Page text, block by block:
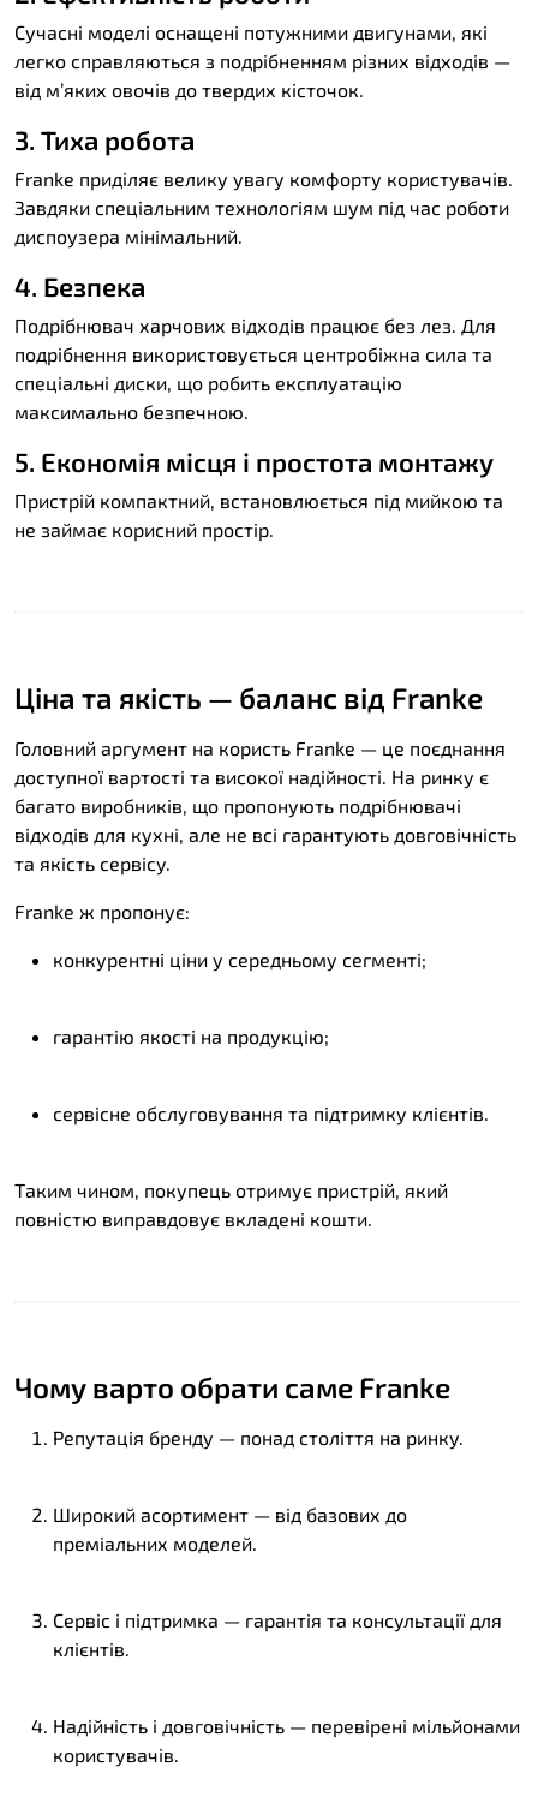
Сучасні моделі оснащені потужними двигунами, які
легко справляються з подрібненням різних відходів —
від м’яких овочів до твердих кісточок.
3. Тиха робота
Franke приділяє велику увагу комфорту користувачів.
Завдяки спеціальним технологіям шум під час роботи
диспоузера мінімальний.
4. Безпека
Подрібнювач харчових відходів працює без лез. Для
подрібнення використовується центробіжна сила та
спеціальні диски, що робить експлуатацію
максимально безпечною.
5. Економія місця і простота монтажу
Пристрій компактний, встановлюється під мийкою та
не займає корисний простір.
Ціна та якість — баланс від Franke
Головний аргумент на користь Franke — це поєднання
доступної вартості та високої надійності. На ринку є
багато виробників, що пропонують подрібнювачі
відходів для кухні, але не всі гарантують довговічність
та якість сервісу.
Franke ж пропонує:
конкурентні ціни у середньому сегменті;
гарантію якості на продукцію;
сервісне обслуговування та підтримку клієнтів.
Таким чином, покупець отримує пристрій, який
повністю виправдовує вкладені кошти.
Чому варто обрати саме Franke
Репутація бренду — понад століття на ринку.
Широкий асортимент — від базових до
преміальних моделей.
Сервіс і підтримка — гарантія та консультації для
клієнтів.
Надійність і довговічність — перевірені мільйонами
користувачів.